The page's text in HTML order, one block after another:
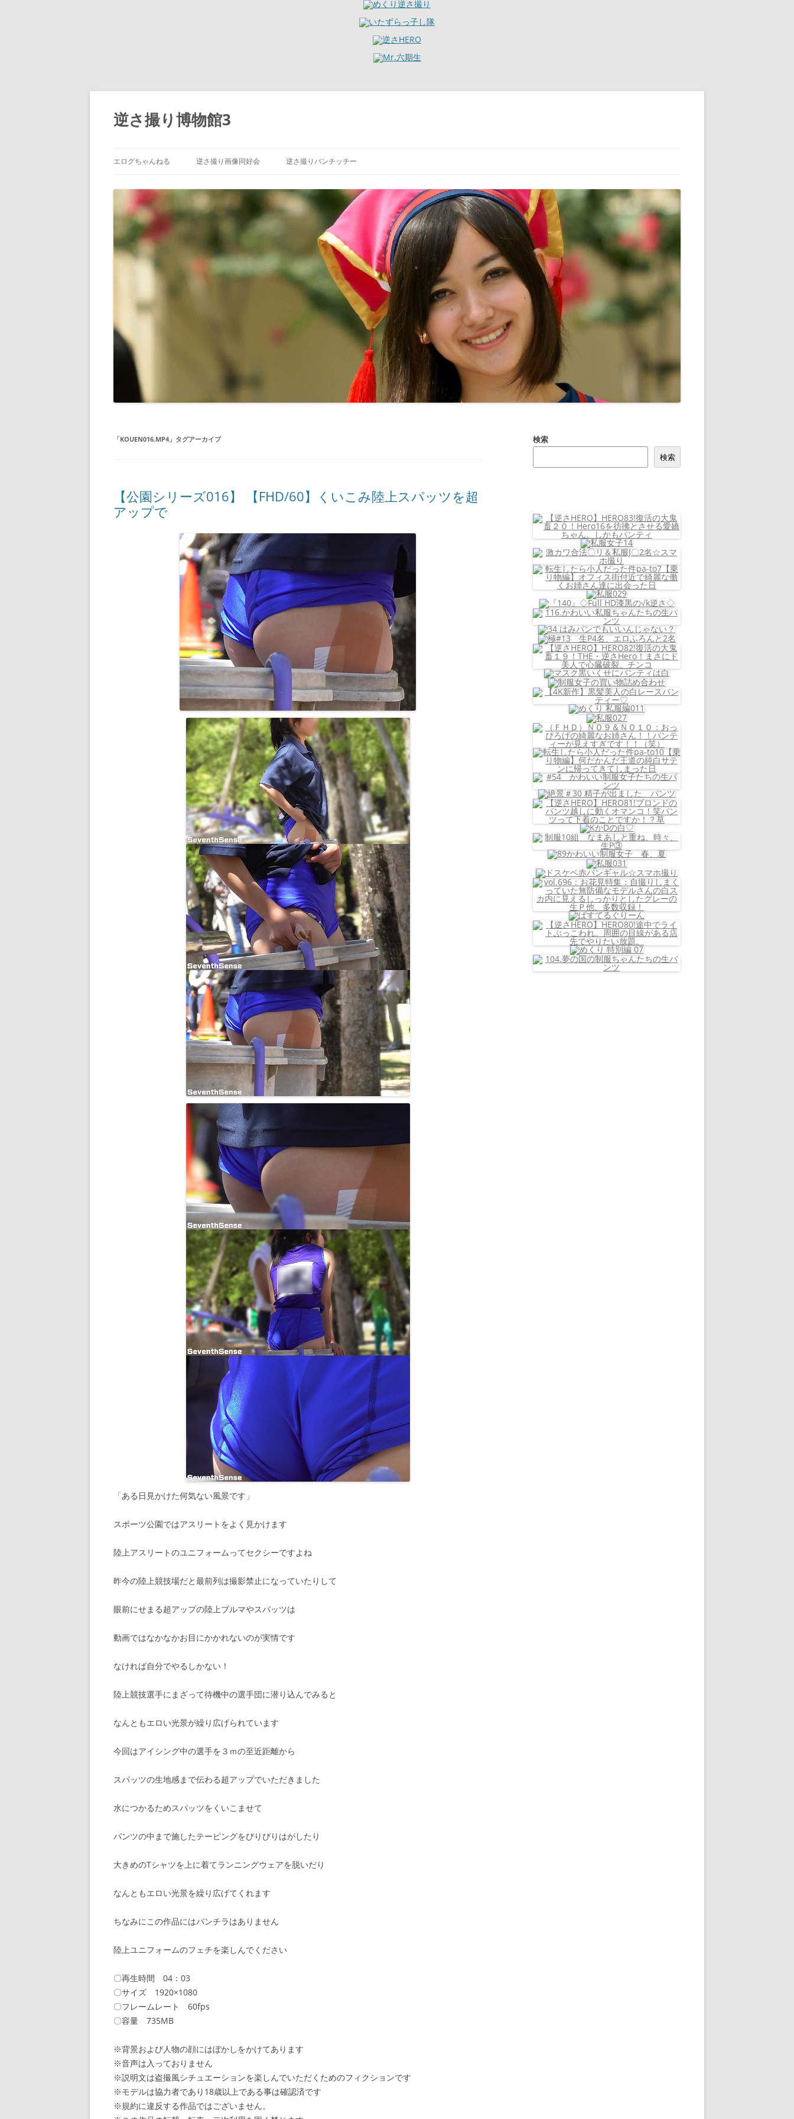
コ
テ
ン
ツ
ッ
逆さ撮り博物館3
エログちゃんねる 逆さ撮り画像同好会 逆さ撮りパンチッチー
「KOUEN016.MP4 」タグアーカイブ
【公園シリーズ016】 【FHD/60】くいこみ陸上スパッツを超
アップで
「ある日見かけた何気ない風景です」
スポーツ公園ではアスリートをよく見かけます
陸上アスリートのユニフォームってセクシーですよね
昨今の陸上競技場だと最前列は撮影禁止になっていたりして
眼前にせまる超アップの陸上ブルマやスパッツは
動画ではなかなかお目にかかれないのが実情です
なければ自分でやるしかない！
陸上競技選手にまざって待機中の選手団に潜り込んでみると
なんともエロい光景が繰り広げられています
今回はアイシング中の選手を３ｍの至近距離から
スパッツの生地感まで伝わる超アップでいただきました
水につかるためスパッツをくいこませて
パンツの中まで施したテーピングをびりびりはがしたり
大きめのTシャツを上に着てランニングウェアを脱いだり
なんともエロい光景を繰り広げてくれます
ちなみにこの作品にはパンチラはありません
陸上ユニフォームのフェチを楽しんでください
〇再生時間 04：03
〇サイズ 1920×1080
〇フレームレート 60fps
〇容量 735MB
※背景および人物の顔にはぼかしをかけてあります
※音声は入っておりません
※説明文は盗撮風シチュエーションを楽しんでいただくためのフィクションです
※モデルは協力者であり18歳以上である事は確認済です
※規約に違反する作品ではございません。
検索
検索